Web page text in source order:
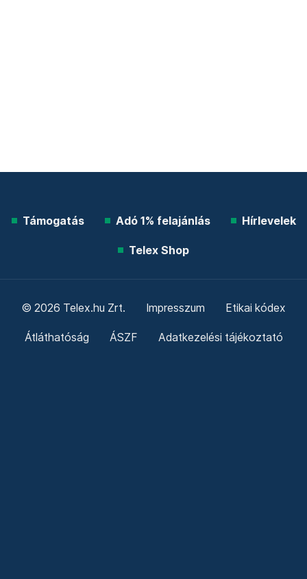
Támogatás Adó 1% felajánlás Hírlevelek
Telex Shop
© 2026 Telex.hu Zrt. Impresszum Etikai kódex
Átláthatóság ÁSZF Adatkezelési tájékoztató